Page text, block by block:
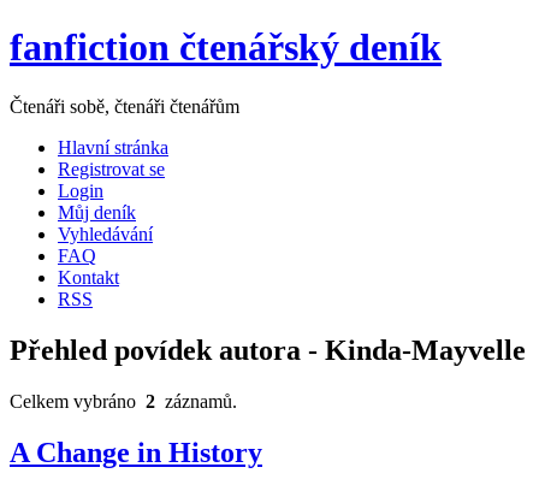
fanfiction čtenářský deník
Čtenáři sobě, čtenáři čtenářům
Hlavní stránka
Registrovat se
Login
Můj deník
Vyhledávání
FAQ
Kontakt
RSS
Přehled povídek autora - Kinda-Mayvelle
Celkem vybráno 2 záznamů.
A Change in History